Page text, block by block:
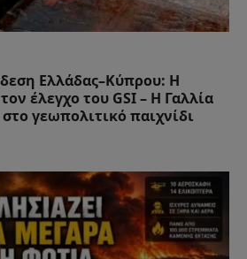
Ελλάδας–Κύπρου: Η
έλεγχο του GSI – Η Γαλλία
γεωπολιτικό παιχνίδι